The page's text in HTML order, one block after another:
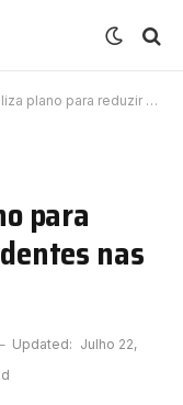
reduzir número de acidentes nas rodovias
para
nas
Updated: Julho 22,